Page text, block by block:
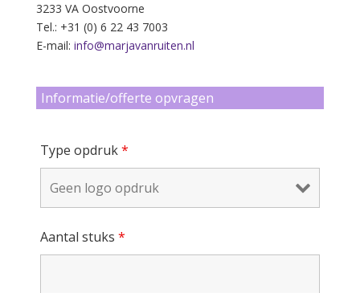
3233 VA Oostvoorne
Tel.: +31 (0) 6 22 43 7003
E-mail: info@marjavanruiten.nl
Informatie/offerte opvragen
Type opdruk*
Aantal stuks *